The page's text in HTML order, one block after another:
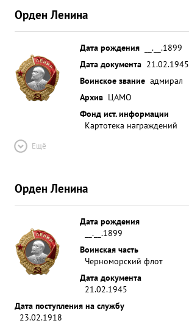
Орден Ленина
Дата рождения
__.__.1899
Дата документа 21.02.1945
Воинское звание адмирал
Архив ЦАМО
Фонд ист. информации
Картотека награждений
Ещё
Орден Ленина
Дата рождения
__.__.1899
Воинская часть
Черноморский флот
Дата документа
21.02.1945
Дата поступления на службу
23.02.1918